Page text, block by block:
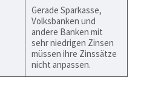
Gerade Sparkasse,
Volksbanken und
andere Banken mit
sehr niedrigen Zinsen
müssen ihre Zinssätze
nicht anpassen.